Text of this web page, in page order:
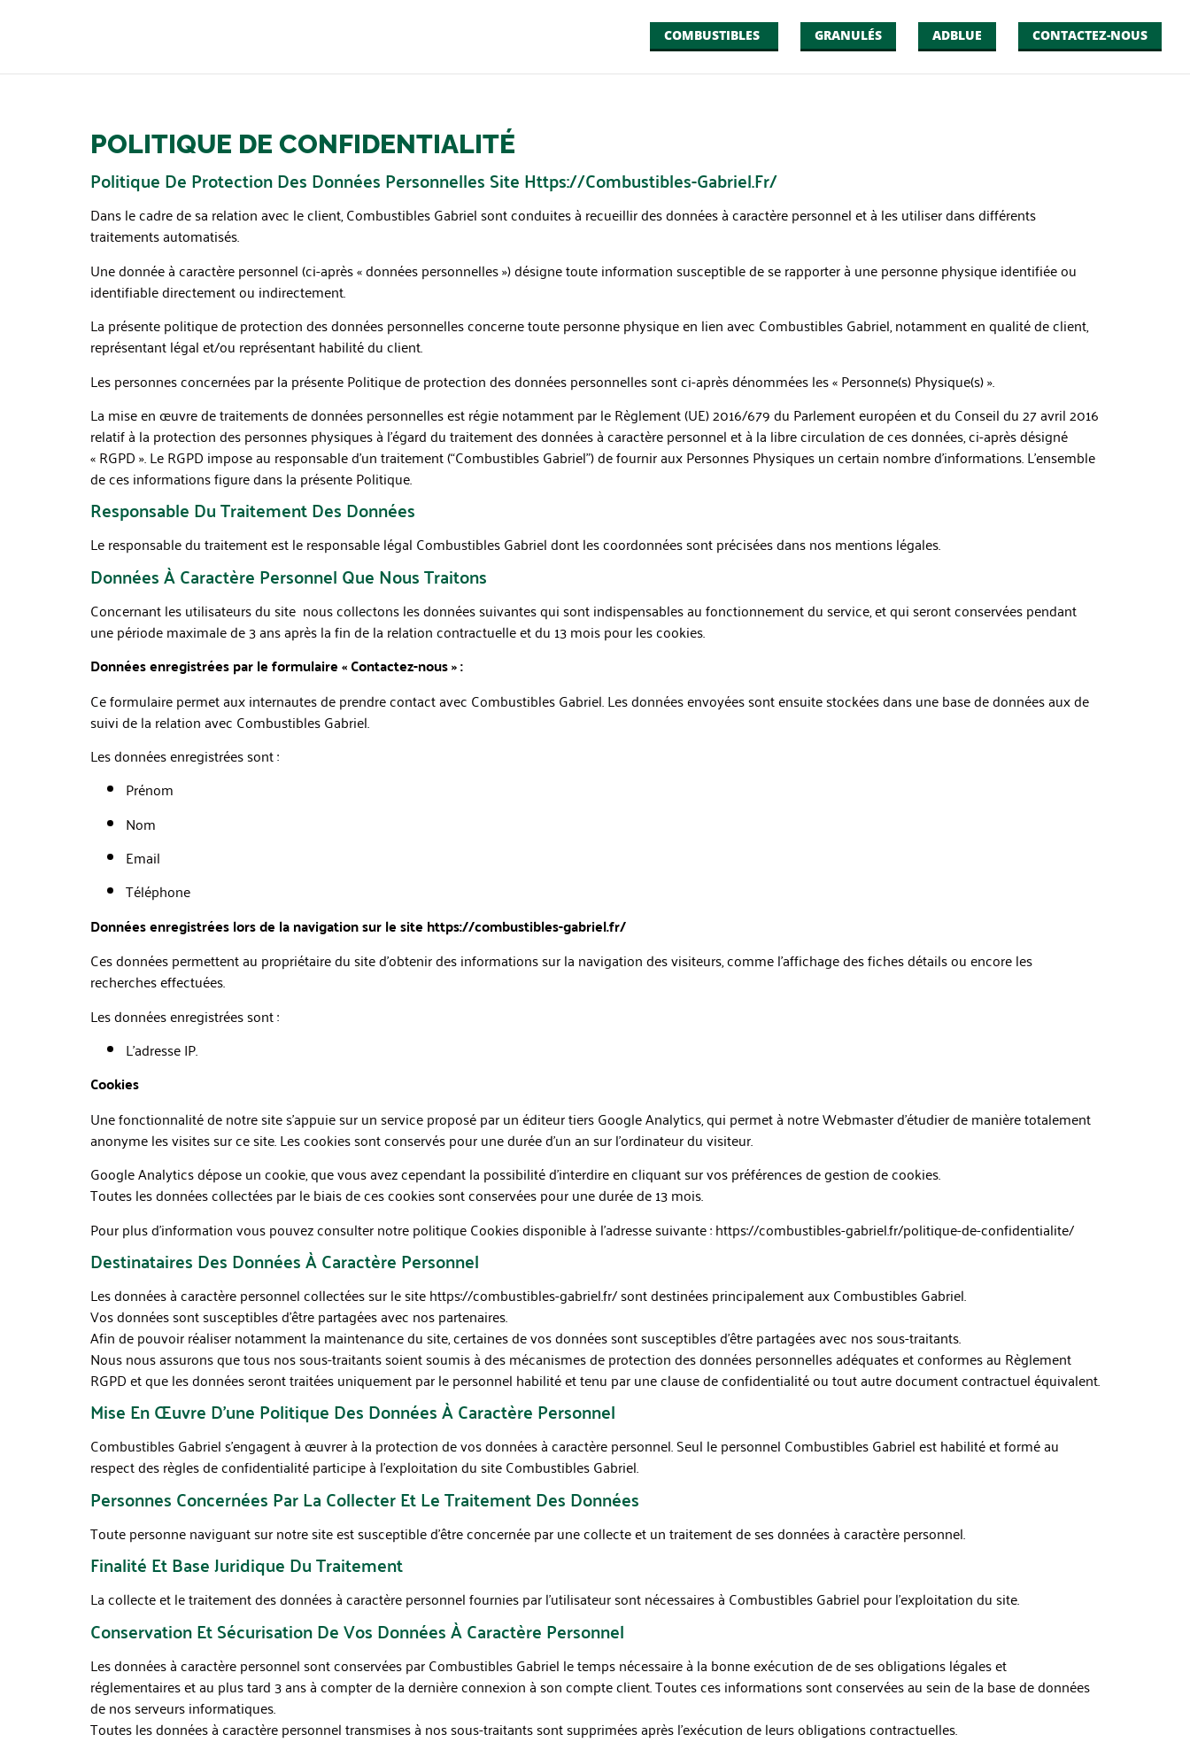
COMBUSTIBLES GRANULÉS ADBLUE CONTACTEZ-NOUS
POLITIQUE DE CONFIDENTIALITÉ
Politique De Protection Des Données Personnelles Site Https://combustibles-Gabriel.fr/
Dans le cadre de sa relation avec le client, Combustibles Gabriel sont conduites à recueillir des données à caractère personnel et à les utiliser dans différents
traitements automatisés.
Une donnée à caractère personnel (ci-après « données personnelles ») désigne toute information susceptible de se rapporter à une personne physique identifiée ou
identifiable directement ou indirectement.
La présente politique de protection des données personnelles concerne toute personne physique en lien avec Combustibles Gabriel, notamment en qualité de client,
représentant légal et/ou représentant habilité du client.
Les personnes concernées par la présente Politique de protection des données personnelles sont ci-après dénommées les « Personne(s) Physique(s) ».
La mise en œuvre de traitements de données personnelles est régie notamment par le Règlement (UE) 2016/679 du Parlement européen et du Conseil du 27 avril 2016
relatif à la protection des personnes physiques à l’égard du traitement des données à caractère personnel et à la libre circulation de ces données, ci-après désigné
« RGPD ». Le RGPD impose au responsable d’un traitement (“Combustibles Gabriel”) de fournir aux Personnes Physiques un certain nombre d’informations. L’ensemble
de ces informations figure dans la présente Politique.
Responsable Du Traitement Des Données
Le responsable du traitement est le responsable légal Combustibles Gabriel dont les coordonnées sont précisées dans nos mentions légales.
Données À Caractère Personnel Que Nous Traitons
Concernant les utilisateurs du site nous collectons les données suivantes qui sont indispensables au fonctionnement du service, et qui seront conservées pendant
une période maximale de 3 ans après la fin de la relation contractuelle et du 13 mois pour les cookies.
Données enregistrées par le formulaire « Contactez-nous » :
Ce formulaire permet aux internautes de prendre contact avec Combustibles Gabriel. Les données envoyées sont ensuite stockées dans une base de données aux de
suivi de la relation avec Combustibles Gabriel.
Les données enregistrées sont :
Prénom
Nom
Email
Téléphone
Données enregistrées lors de la navigation sur le site https://combustibles-gabriel.fr/
Ces données permettent au propriétaire du site d’obtenir des informations sur la navigation des visiteurs, comme l’affichage des fiches détails ou encore les
recherches effectuées.
Les données enregistrées sont :
L’adresse IP.
Cookies
Une fonctionnalité de notre site s’appuie sur un service proposé par un éditeur tiers Google Analytics, qui permet à notre Webmaster d’étudier de manière totalement
anonyme les visites sur ce site. Les cookies sont conservés pour une durée d’un an sur l’ordinateur du visiteur.
Google Analytics dépose un cookie, que vous avez cependant la possibilité d’interdire en cliquant sur vos préférences de gestion de cookies.
Toutes les données collectées par le biais de ces cookies sont conservées pour une durée de 13 mois.
Pour plus d’information vous pouvez consulter notre politique Cookies disponible à l’adresse suivante : https://combustibles-gabriel.fr/politique-de-confidentialite/
Destinataires Des Données À Caractère Personnel
Les données à caractère personnel collectées sur le site https://combustibles-gabriel.fr/ sont destinées principalement aux Combustibles Gabriel.
Vos données sont susceptibles d’être partagées avec nos partenaires.
Afin de pouvoir réaliser notamment la maintenance du site, certaines de vos données sont susceptibles d’être partagées avec nos sous-traitants.
Nous nous assurons que tous nos sous-traitants soient soumis à des mécanismes de protection des données personnelles adéquates et conformes au Règlement
RGPD et que les données seront traitées uniquement par le personnel habilité et tenu par une clause de confidentialité ou tout autre document contractuel équivalent.
Mise En Œuvre D’une Politique Des Données À Caractère Personnel
Combustibles Gabriels’engagent à œuvrer à la protection de vos données à caractère personnel. Seul le personnel Combustibles Gabriel est habilité et formé au
respect des règles de confidentialité participe à l’exploitation du site Combustibles Gabriel.
Personnes Concernées Par La Collecter Et Le Traitement Des Données
Toute personne naviguant sur notre site est susceptible d’être concernée par une collecte et un traitement de ses données à caractère personnel.
Finalité Et Base Juridique Du Traitement
La collecte et le traitement des données à caractère personnel fournies par l’utilisateur sont nécessaires à Combustibles Gabriel pour l’exploitation du site.
Conservation Et Sécurisation De Vos Données À Caractère Personnel
Les données à caractère personnel sont conservées par Combustibles Gabriel le temps nécessaire à la bonne exécution de de ses obligations légales et
réglementaires et au plus tard 3 ans à compter de la dernière connexion à son compte client. Toutes ces informations sont conservées au sein de la base de données
de nos serveurs informatiques.
Toutes les données à caractère personnel transmises à nos sous-traitants sont supprimées après l’exécution de leurs obligations contractuelles.